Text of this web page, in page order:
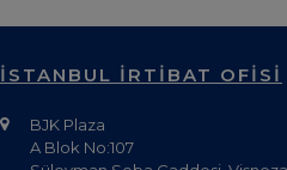
İSTANBUL İRTİBAT OFİSİ
BJK Plaza
A Blok No:107